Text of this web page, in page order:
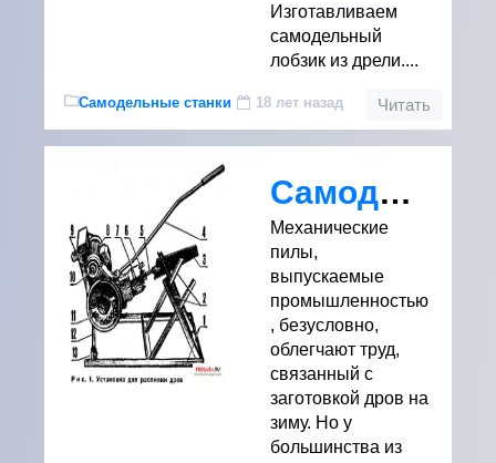
Изготавливаем
самодельный
лобзик из дрели....
Читать
Самодельные станки 18 лет назад
Самодельная установка для распиливания дров
Механические
пилы,
выпускаемые
промышленностью
, безусловно,
облегчают труд,
связанный с
заготовкой дров на
зиму. Но у
большинства из